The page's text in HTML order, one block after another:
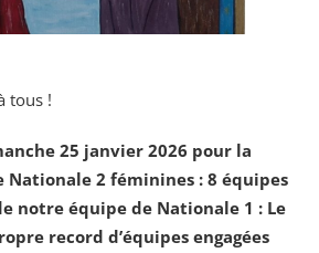
tous !
25 janvier 2026 pour la
Nationale 2 féminines : 8 équipes
notre équipe de Nationale 1 : Le
record d’équipes engagées